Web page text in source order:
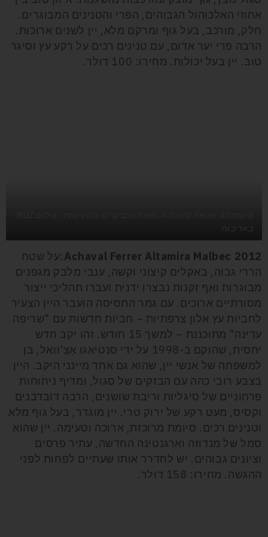
אחוזי האלכוהול הגבוהים, הפרי והטנינים המבוגרים.
חלק, מורכב, בעל גוף ומרקם מלא, יין לשנים ארוכות.
הרבה פרי יער אדום, עם טנינים רכים על רקע עץ וסיגר
טוב. יין בעל יכולות. מחירו: 100 דולר.
Achaval Ferrer Altamira Malbec 2012:על שטח
הררי גבוה, באקלים קיצוני וקשה, ענבי מלבק מגפנים
מבוגרות ואף זקנות נבצרו ידנית ועברו תהליכי ייצור
מסורתיים ארוכים. עם גמר התסיסה הועבר היין הצעיר
לחביות עץ אלון צרפתיות – חביות חדשות עם "שריפה
עדינה" מתוכננת – למשך 15 חודש. זהו יקב חדש
יחסית, שהוקם ב-1998 על ידי סנטיאגו אַצַ'וואל, בן
למשפחה של אנשי יין, שהוא גם אחד מיינני היקב. היין
בצבע רובי כהה עם הבזקים של סגול, ומדיף ניחוחות
פרחוניים של סיגליות וריבת שושנים, הרבה דובדבנים
וקסיס, מעט רקע של ירוק טרי. יין מוגדר, בעל גוף מלא
וטנינים רכים. סיומת מרוכזת, ארוכה וטעימה. יין שהוא
סמל של מנדוזה וארגנטינה החדשה, עתיר פרסים
וציונים גבוהים. יש לחדרר אותו שעתיים לפחות לפני
ההגשה. מחירו: 158 דולר.